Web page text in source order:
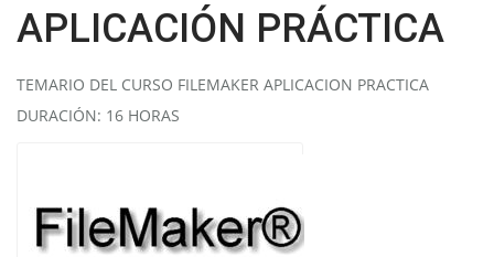
APLICACIÓN PRÁCTICA
TEMARIO DEL CURSO FILEMAKER APLICACION PRACTICA
DURACIÓN: 16 HORAS